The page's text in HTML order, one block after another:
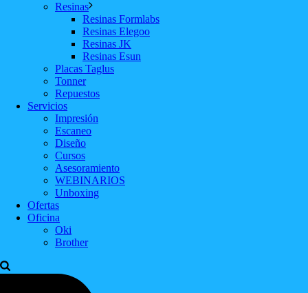
Resinas
Resinas Formlabs
Resinas Elegoo
Resinas JK
Resinas Esun
Placas Taglus
Tonner
Repuestos
Servicios
Impresión
Escaneo
Diseño
Cursos
Asesoramiento
WEBINARIOS
Unboxing
Ofertas
Oficina
Oki
Brother